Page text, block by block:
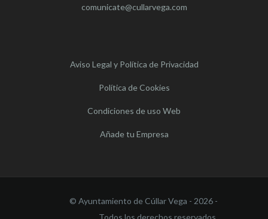
comunicate@cullarvega.com
Aviso Legal y Política de Privacidad
Política de Cookies
Condiciones de uso Web
Añade tu Empresa
© Ayuntamiento de Cúllar Vega - 2026 -
Todos los derechos reservados.